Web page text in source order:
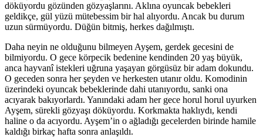
döküyordu gözünden gözyaşlarını. Aklına oyuncak bebekleri
geldikçe, gül yüzü mütebessim bir hal alıyordu. Ancak bu durum
uzun sürmüyordu. Düğün bitmiş, herkes dağılmıştı.
Daha neyin ne olduğunu bilmeyen Ayşem, gerdek gecesini de
bilmiyordu. O gece körpecik bedenine kendinden 20 yaş büyük,
anca hayvanî istekleri uğruna yaşayan görgüsüz bir adam dokundu.
O geceden sonra her şeyden ve herkesten utanır oldu. Komodinin
üzerindeki oyuncak bebeklerinde dahi utanıyordu, sanki ona
acıyarak bakıyorlardı. Yanındaki adam her gece horul horul uyurken
Ayşem, sürekli gözyaşı döküyordu. Korkmakta haklıydı, kendi
haline o da acıyordu. Ayşem’in o ağladığı gecelerden birinde hamile
kaldığı birkaç hafta sonra anlaşıldı.